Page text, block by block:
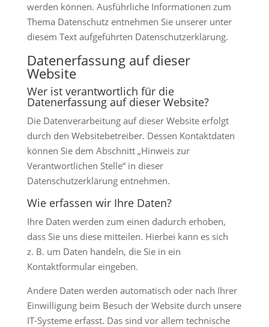
werden können. Ausführliche Informationen zum
Thema Datenschutz entnehmen Sie unserer unter
diesem Text aufgeführten Datenschutzerklärung.
Datenerfassung auf dieser
Website
Wer ist verantwortlich für die
Datenerfassung auf dieser Website?
Die Datenverarbeitung auf dieser Website erfolgt
durch den Websitebetreiber. Dessen Kontaktdaten
können Sie dem Abschnitt „Hinweis zur
Verantwortlichen Stelle“ in dieser
Datenschutzerklärung entnehmen.
Wie erfassen wir Ihre Daten?
Ihre Daten werden zum einen dadurch erhoben,
dass Sie uns diese mitteilen. Hierbei kann es sich
z. B. um Daten handeln, die Sie in ein
Kontaktformular eingeben.
Andere Daten werden automatisch oder nach Ihrer
Einwilligung beim Besuch der Website durch unsere
IT-Systeme erfasst. Das sind vor allem technische